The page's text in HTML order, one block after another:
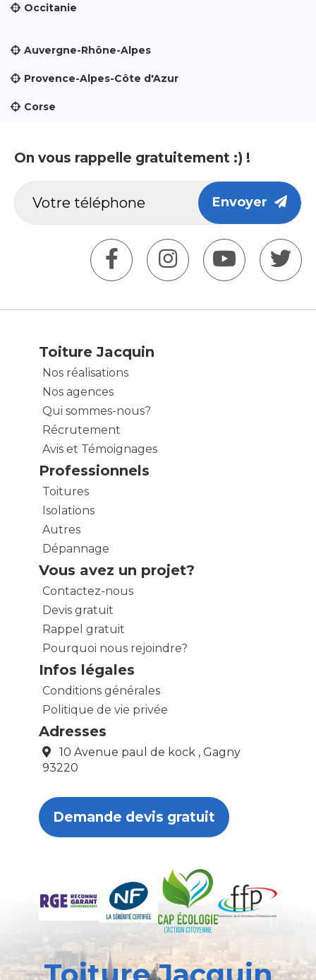
Occitanie
Auvergne-Rhône-Alpes
Provence-Alpes-Côte d'Azur
Corse
On vous rappelle gratuitement :) !
Envoyer
Toiture Jacquin
Nos réalisations
Nos agences
Qui sommes-nous?
Récrutement
Avis et Témoignages
Professionnels
Toitures
Isolations
Autres
Dépannage
Vous avez un projet?
Contactez-nous
Devis gratuit
Rappel gratuit
Pourquoi nous rejoindre?
Infos légales
Conditions générales
Politique de vie privée
Adresses
10 Avenue paul de kock , Gagny
93220
Demande devis gratuit